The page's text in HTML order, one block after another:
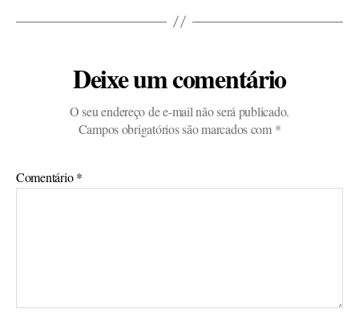
Deixe um comentário
O seu endereço de e-mail não será publicado.
Campos obrigatórios são marcados com *
Comentário*